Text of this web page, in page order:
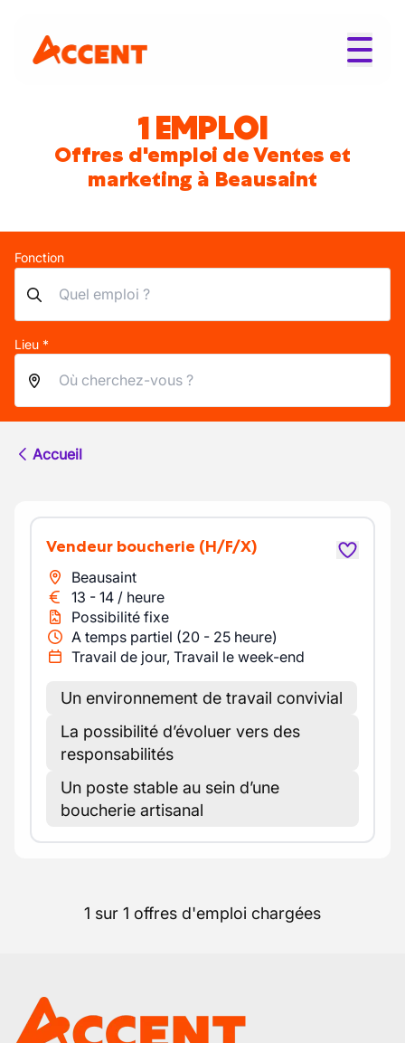
1 EMPLOI
Offres d'emploi de Ventes et
marketing à Beausaint
Fonction
Lieu *
Accueil
Vendeur boucherie (H/F/X)
Beausaint
13 - 14 / heure
Possibilité fixe
A temps partiel (20 - 25 heure)
Travail de jour, Travail le week-end
Un environnement de travail convivial
La possibilité d’évoluer vers des
responsabilités
Un poste stable au sein d’une
boucherie artisanal
1 sur 1 offres d'emploi chargées